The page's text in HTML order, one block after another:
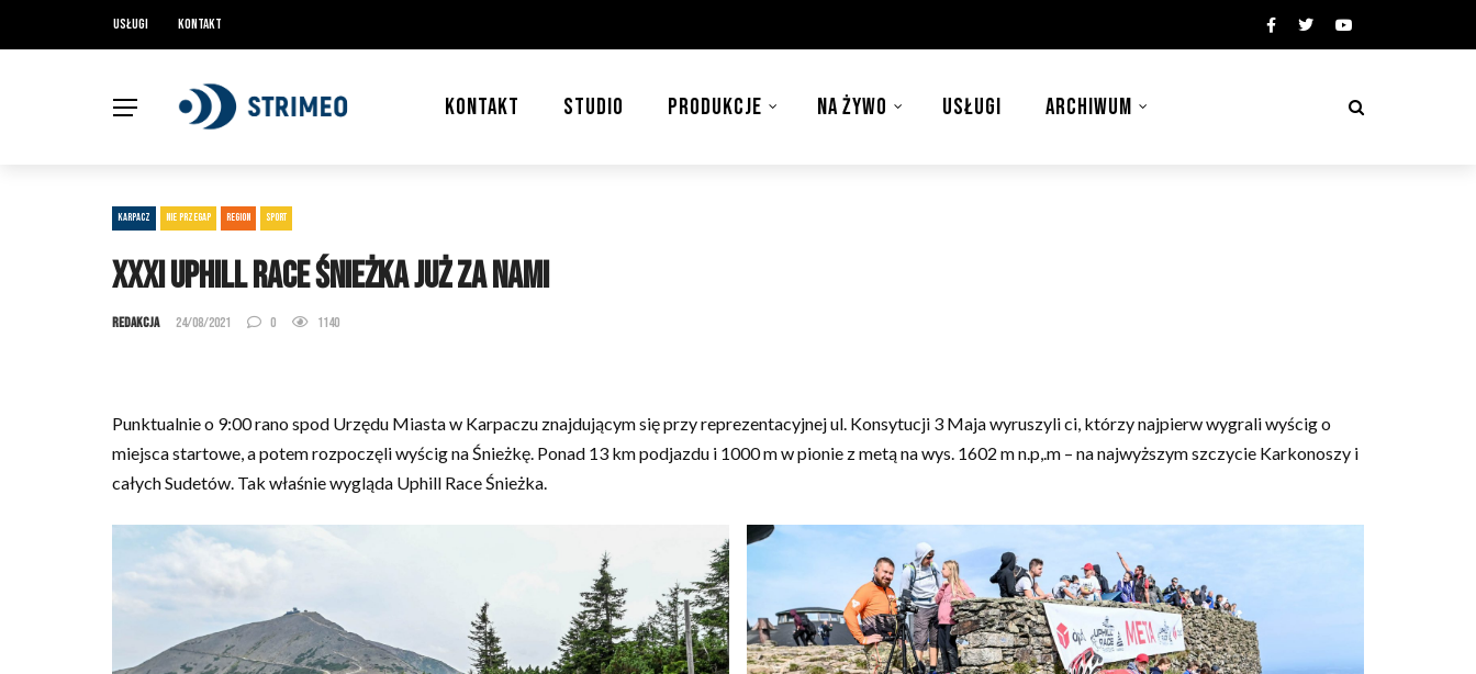
Usługi Kontakt
KONTAKT STUDIO PRODUKCJE NA ŻYWO USŁUGI ARCHIWUM
KARPACZ NIE PRZEGAP REGION SPORT
XXXI Uphill Race Śnieżka już za nami
Redakcja 24/08/2021 0 1140
Punktualnie o 9:00 rano spod Urzędu Miasta w Karpaczu znajdującym się przy reprezentacyjnej ul. Konsytucji 3 Maja wyruszyli ci, którzy najpierw wygrali wyścig o
miejsca startowe, a potem rozpoczęli wyścig na Śnieżkę. Ponad 13 km podjazdu i 1000 m w pionie z metą na wys. 1602 m n.p,.m – na najwyższym szczycie Karkonoszy i
całych Sudetów. Tak właśnie wygląda Uphill Race Śnieżka.